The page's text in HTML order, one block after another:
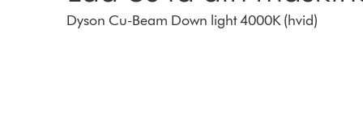
Dyson Cu-Beam Down light 4000K (hvid)